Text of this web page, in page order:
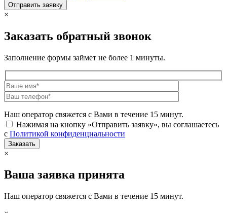
×
Заказать обратный звонок
Заполнение формы займет не более 1 минуты.
Наш оператор свяжется с Вами в течение 15 минут.
Нажимая на кнопку «Отправить заявку», вы соглашаетесь
с Политикой конфиденциальности
×
Ваша заявка принята
Наш оператор свяжется с Вами в течение 15 минут.